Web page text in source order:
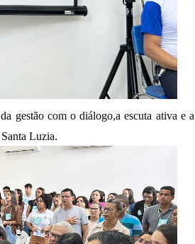
gestão com o diálogo,a escuta ativa e a
Luzia.